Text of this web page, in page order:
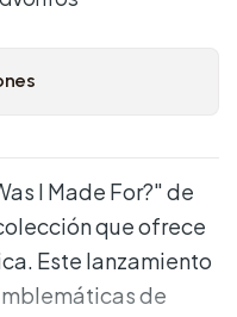
I Made For?" de
que ofrece
Este lanzamiento
de